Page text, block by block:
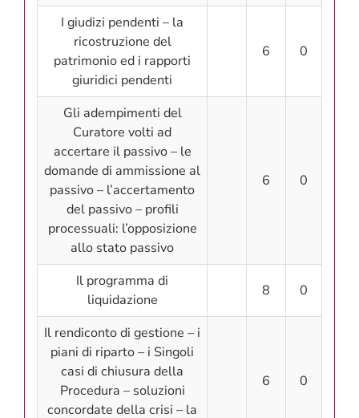
I giudizi pendenti – la
ricostruzione del
patrimonio ed i rapporti
giuridici pendenti
6 0
Gli adempimenti del
Curatore volti ad
accertare il passivo – le
domande di ammissione al
passivo – l’accertamento
del passivo – profili
processuali: l’opposizione
allo stato passivo
6 0
Il programma di
liquidazione
8 0
Il rendiconto di gestione – i
piani di riparto – i Singoli
casi di chiusura della
Procedura – soluzioni
concordate della crisi – la
6 0